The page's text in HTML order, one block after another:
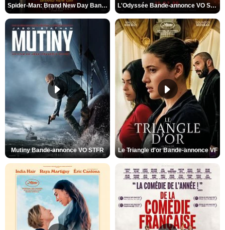
Spider-Man: Brand New Day Bande-annonce VO STFR L'Odyssée Bande-annonce VO STFR
Mutiny Bande-annonce VO STFR Le Triangle d'or Bande-annonce VF